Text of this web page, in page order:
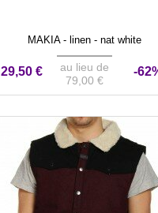
MAKIA - linen - nat white
29,50 €
au lieu de
79,00 €
-